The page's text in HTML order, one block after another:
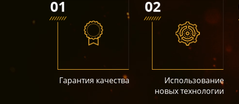
Гарантия качества
Использование
новых технологии